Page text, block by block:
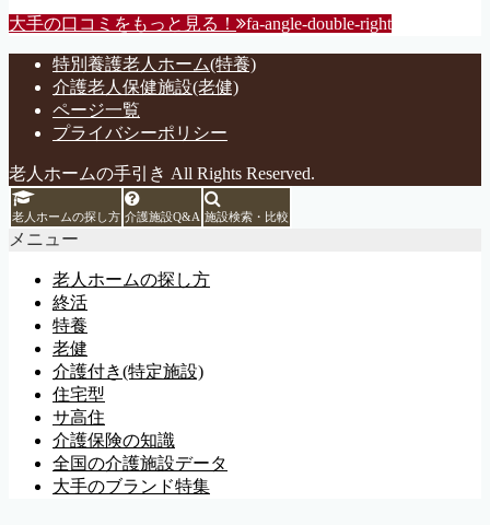
大手の口コミをもっと見る！ fa-angle-double-right
特別養護老人ホーム(特養)
介護老人保健施設(老健)
ページ一覧
プライバシーポリシー
老人ホームの手引き All Rights Reserved.
老人ホームの探し方 介護施設Q&A 施設検索・比較
メニュー
老人ホームの探し方
終活
特養
老健
介護付き(特定施設)
住宅型
サ高住
介護保険の知識
全国の介護施設データ
大手のブランド特集